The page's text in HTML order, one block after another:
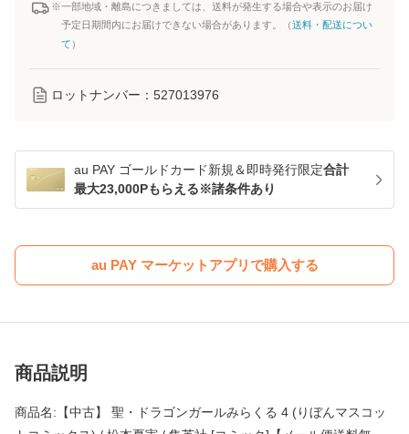
※一部地域・離島につきましては、送料が発生する場合や表示のお届け
予定日期間内にお届けできない場合があります。（送料・配送につい
て ）
ロットナンバー： 527013976
au PAY ゴールドカード新規＆即時発行限定合計
最大23,000Pもらえる※諸条件あり
au PAY マーケットアプリで購入する
商品説明
商品名:【中古】 聖・ドラゴンガールみらくる 4 (りぼんマスコッ